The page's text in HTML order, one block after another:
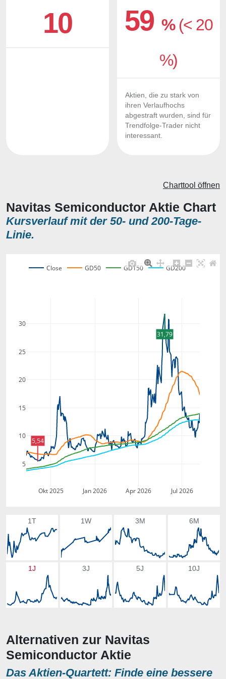
10 59% (< 20
%)
Aktien, die zu stark von
ihren Verlaufhochs
abgestraft wurden, sind für
Trendfolge-Trader nicht
interessant.
Navitas Semiconductor Aktie Chart
Kursverlauf mit der 50- und 200-Tage-
Linie.
Charttool öffnen
Okt 2025 Jan 2026 Apr 2026 Jul 2026
5
10
15
20
25
30
Close GD50 GD150 GD200
31,79
5,54
1T 1W 3M 6M
1J 3J 5J 10J
Alternativen zur Navitas
Semiconductor Aktie
Das Aktien-Quartett: Finde eine bessere